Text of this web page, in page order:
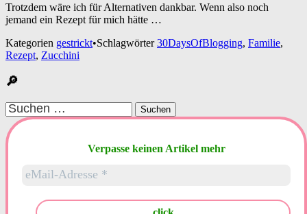
Trotzdem wäre ich für Alternativen dankbar. Wenn also noch
jemand ein Rezept für mich hätte …
Kategorien gestrickt•Schlagwörter30DaysOfBlogging, Familie,
Rezept, Zucchini
🔎
Suchen
nach:
Verpasse keinen Artikel mehr